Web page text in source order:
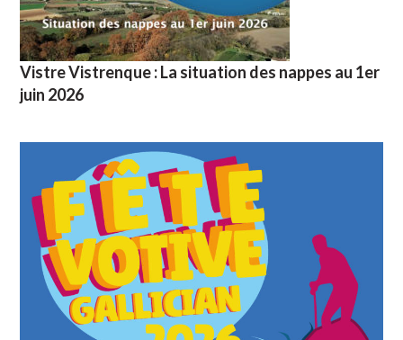
Vistre Vistrenque : La situation des nappes au 1er
juin 2026